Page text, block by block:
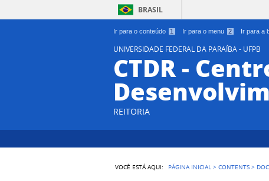
Ir para o conteúdo 1 Ir para o menu 2 Ir para a
BRASIL
UNIVERSIDADE FEDERAL DA PARAÍBA - UFPB
CTDR -
REITORIA
VOCÊ ESTÁ AQUI: PÁGINA INICIAL >CONTENTS >